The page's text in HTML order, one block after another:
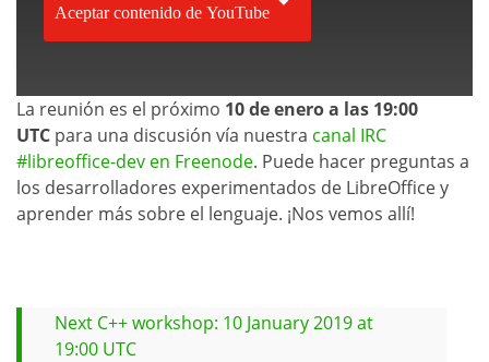
Aceptar contenido de YouTube
La reunión es el próximo 10 de enero a las 19:00
UTC para una discusión vía nuestra canal IRC
#libreoffice-dev en Freenode. Puede hacer preguntas a
los desarrolladores experimentados de LibreOffice y
aprender más sobre el lenguaje. ¡Nos vemos allí!
Next C++ workshop: 10 January 2019 at
19:00 UTC